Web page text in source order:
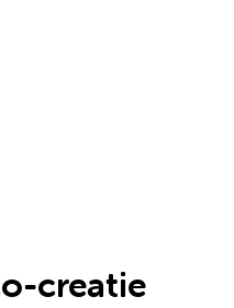
creatie